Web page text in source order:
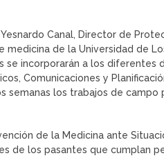
Canal, Director de
medicina de la Universidad de
se incorporarán a los
Comunicaciones y
semanas los trabajos de
de la Medicina ante
de los pasantes que cumplan